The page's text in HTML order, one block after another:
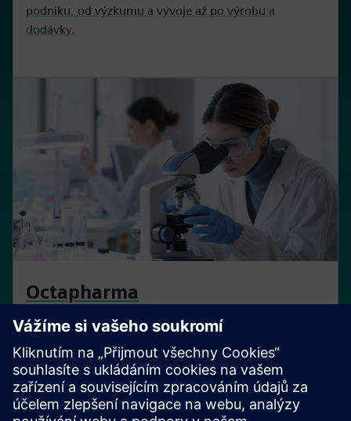
podniku, od výzkumu a vývoje až po výrobu a
dodávky.
Octapharma
Prediktivní údržba založená na datech a
transparentnost výroby. Definování plánu pro
škálovatelná analytická řešení ve farmacii